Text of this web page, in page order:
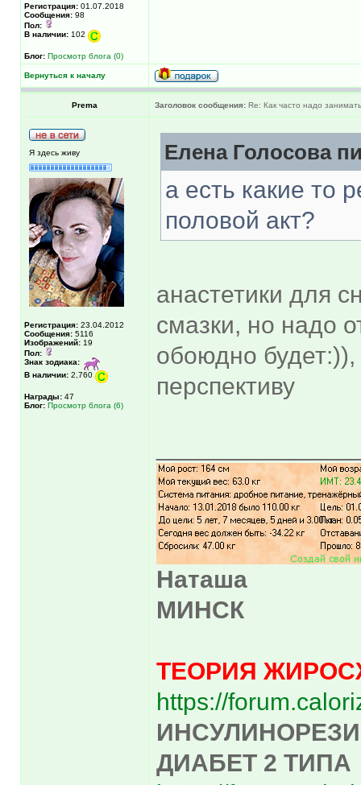
Регистрация: 01.07.2018
Сообщения: 98
Пол:
В наличии: 102
Блог: Просмотр блога (0)
Вернуться к началу
Prema Заголовок сообщения: Re: Как часто надо
Я здесь живу
Регистрация: 23.04.2012
Сообщения: 5116
Изображений: 19
Пол:
Знак зодиака:
В наличии: 2,760
Награды: 47
Блог: Просмотр блога (6)
Елена Голосова
а есть какие то
половой акт?
анастетики для
смазки, но надо
обоюдно
перспективу
Наташа
МИНСК
ТЕОРИЯ
https://
ДИАБЕТ 2 ТИПА